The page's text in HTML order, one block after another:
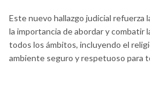
Este nuevo hallazgo judicial refuerza
la importancia de abordar y combatir
todos los ámbitos, incluyendo el
ambiente seguro y respetuoso para